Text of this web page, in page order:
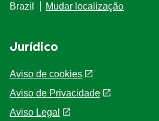
Jurídico
Aviso de cookies
Aviso de Privacidade
Definições de Cookies
Brazil Mudar localização